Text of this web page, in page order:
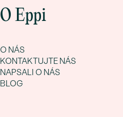
O Eppi
O NÁS
KONTAKTUJTE NÁS
NAPSALI O NÁS
BLOG